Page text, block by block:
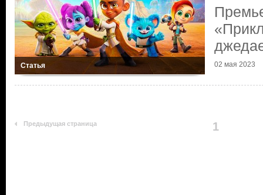
Статья 02 мая 2023
Предыдущая страница 1